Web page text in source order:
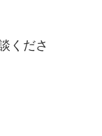
くださ